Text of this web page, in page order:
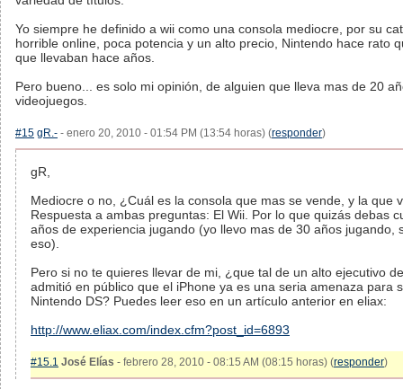
Yo siempre he definido a wii como una consola mediocre, por su
horrible online, poca potencia y un alto precio, Nintendo hace rato
que llevaban hace años.
Pero bueno... es solo mi opinión, de alguien que lleva mas de 20
videojuegos.
#15 gR.- - enero 20, 2010 - 01:54 PM (13:54 horas) (responder)
gR,
Mediocre o no, ¿Cuál es la consola que mas se vende, y la que
Respuesta a ambas preguntas: El Wii. Por lo que quizás debas
años de experiencia jugando (yo llevo mas de 30 años jugando,
eso).
Pero si no te quieres llevar de mi, ¿que tal de un alto ejecutivo
admitió en público que el iPhone ya es una seria amenaza para
Nintendo DS? Puedes leer eso en un artículo anterior en eliax:
http://www.eliax.com/index.cfm?post_id=6893
#15.1 José Elías - febrero 28, 2010 - 08:15 AM (08:15 horas) (responder)